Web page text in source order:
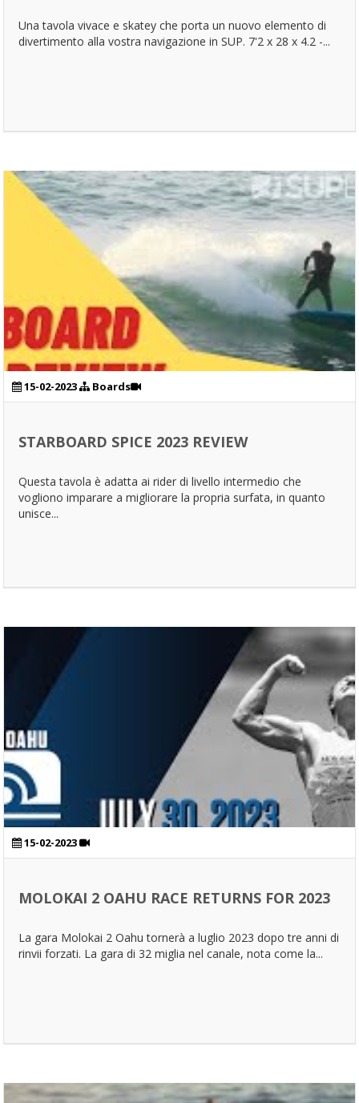
Una tavola vivace e skatey che porta un nuovo elemento di
divertimento alla vostra navigazione in SUP. 7'2 x 28 x 4.2 -...
15-02-2023 Boards
STARBOARD SPICE 2023 REVIEW
Questa tavola è adatta ai rider di livello intermedio che
vogliono imparare a migliorare la propria surfata, in quanto
unisce...
15-02-2023
MOLOKAI 2 OAHU RACE RETURNS FOR 2023
La gara Molokai 2 Oahu tornerà a luglio 2023 dopo tre anni di
rinvii forzati. La gara di 32 miglia nel canale, nota come la...